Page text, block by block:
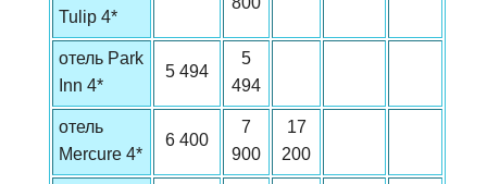
Tulip 4*
отель Park
Inn 4*
5 494
5
494
отель
Mercure 4*
6 400
7
900
17
200